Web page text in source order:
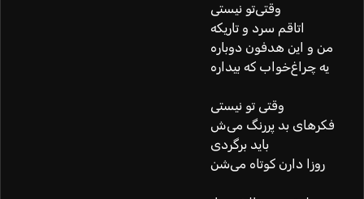
وقتی‌تو نیستی
اتاقم سرد و تاریکه
من و این هدفون دوباره
یه چراغ‌خواب که بیداره
وقتی تو نیستی
فکرهای بد پررنگ می‌ش
باید برگردی
روزا دارن کوتاه می‌شن